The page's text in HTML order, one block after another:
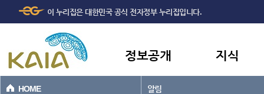
본문바로가기
이 누리집은 대한민국 공식 전자정부 누리집입니다.
정보공개 지식
HOME 알림